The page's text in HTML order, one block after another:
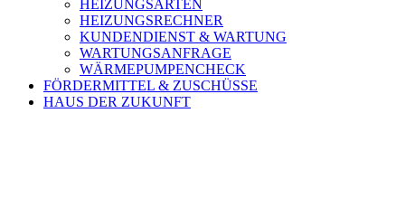
HEIZUNGSARTEN
HEIZUNGSRECHNER
KUNDENDIENST & WARTUNG
WARTUNGSANFRAGE
WÄRMEPUMPENCHECK
FÖRDERMITTEL & ZUSCHÜSSE
HAUS DER ZUKUNFT